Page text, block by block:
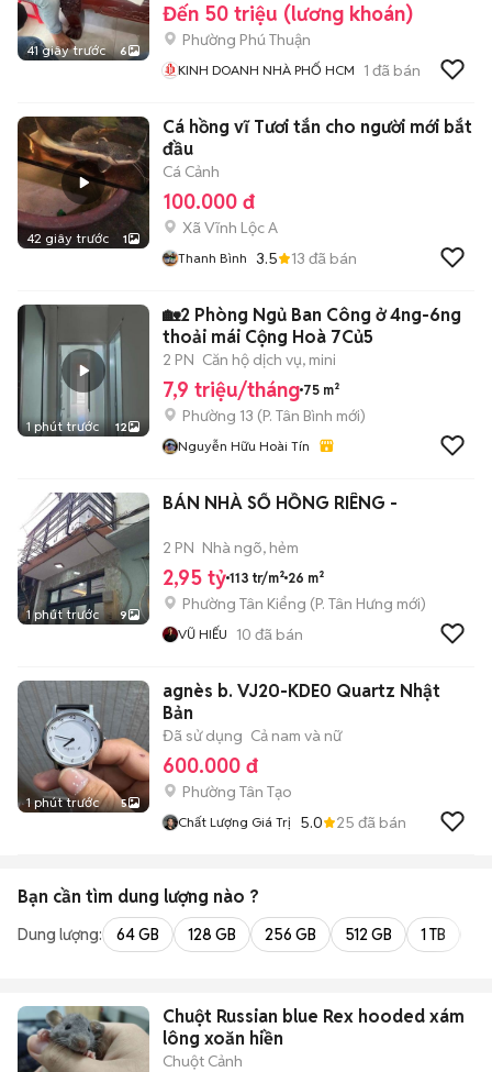
41 giây trước 6
Đến 50 triệu (lương khoán)
Phường Phú Thuận
KINH DOANH NHÀ PHỐ HCM 1 đã bán
42 giây trước 1
Cá hồng vĩ Tươi tắn cho người mới bắt
đầu
Cá Cảnh
100.000 đ
Xã Vĩnh Lộc A
Thanh Bình 3.5 13 đã bán
1 phút trước 12
🏡2 Phòng Ngủ Ban Công ở 4ng-6ng
thoải mái Cộng Hoà 7Củ5
2 PN Căn hộ dịch vụ, mini
7,9 triệu/tháng 75 m²
Phường 13 (P. Tân Bình mới)
Nguyễn Hữu Hoài Tín
1 phút trước 9
BÁN NHÀ SỔ HỒNG RIÊNG -
2 PN Nhà ngõ, hẻm
2,95 tỷ 113 tr/m² 26 m²
Phường Tân Kiểng (P. Tân Hưng mới)
VŨ HIẾU 10 đã bán
1 phút trước 5
agnès b. VJ20-KDE0 Quartz Nhật
Bản
Đã sử dụng Cả nam và nữ
600.000 đ
Phường Tân Tạo
Chất Lượng Giá Trị 5.0 25 đã bán
Bạn cần tìm dung lượng nào ?
Dung lượng: 64 GB 128 GB 256 GB 512 GB 1 TB
Chuột Russian blue Rex hooded xám
lông xoăn hiền
Chuột Cảnh